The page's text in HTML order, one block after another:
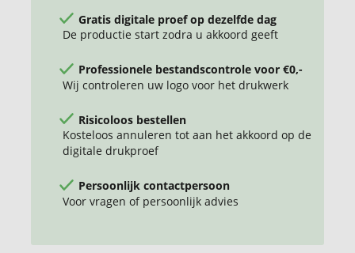
Gratis digitale proef op dezelfde dag
De productie start zodra u akkoord geeft
Professionele bestandscontrole voor €0,-
Wij controleren uw logo voor het drukwerk
Risicoloos bestellen
Kosteloos annuleren tot aan het akkoord op de
digitale drukproef
Persoonlijk contactpersoon
Voor vragen of persoonlijk advies